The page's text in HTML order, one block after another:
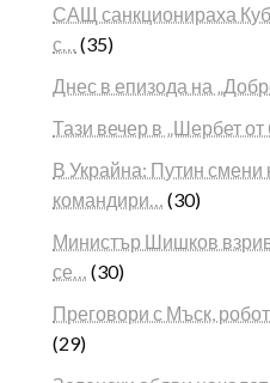
САЩ санкционираха
с…
(35)
Днес в епизода на
Тази вечер в „Шербет от
В Украйна: Путин смени
командири…
(30)
Министър Шишков
се…
(30)
Преговори с Мъск,
(29)